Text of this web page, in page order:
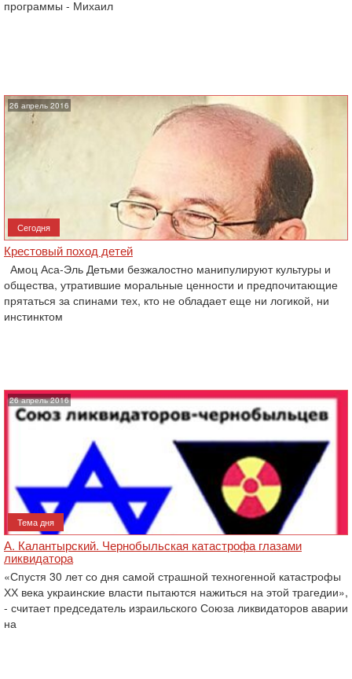
программы - Михаил
26 апрель 2016
Сегодня
Крестовый поход детей
Амоц Аса-Эль Детьми безжалостно манипулируют культуры и
общества, утратившие моральные ценности и предпочитающие
прятаться за спинами тех, кто не обладает еще ни логикой, ни
инстинктом
26 апрель 2016
Тема дня
А. Калантырский. Чернобыльская катастрофа глазами
ликвидатора
«Спустя 30 лет со дня самой страшной техногенной катастрофы
ХХ века украинские власти пытаются нажиться на этой трагедии»,
- считает председатель израильского Союза ликвидаторов аварии
на